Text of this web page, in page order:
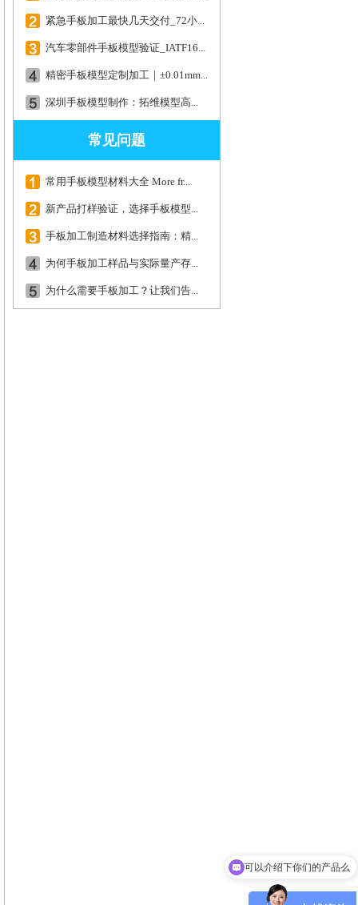
紧急手板加工最快几天交付_72小...
汽车零部件手板模型验证_IATF16...
精密手板模型定制加工｜±0.01mm...
深圳手板模型制作：拓维模型高...
常见问题
常用手板模型材料大全 More fr...
新产品打样验证，选择手板模型...
手板加工制造材料选择指南：精...
为何手板加工样品与实际量产存...
为什么需要手板加工？让我们告...
你们是怎么收费的呢